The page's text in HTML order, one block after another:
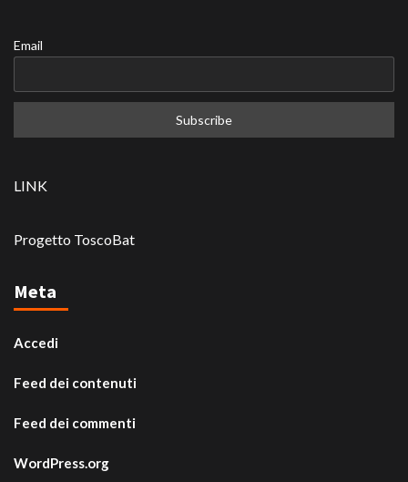
Email
LINK
Progetto ToscoBat
Meta
Accedi
Feed dei contenuti
Feed dei commenti
WordPress.org